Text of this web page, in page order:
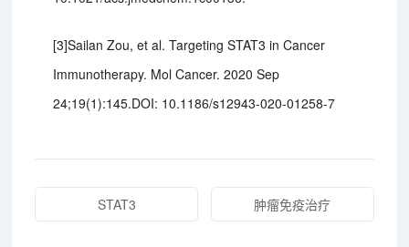
[3]Sailan Zou, et al. Targeting STAT3 in Cancer
Immunotherapy. Mol Cancer. 2020 Sep
24;19(1):145.DOI: 10.1186/s12943-020-01258-7
STAT3 肿瘤免疫治疗